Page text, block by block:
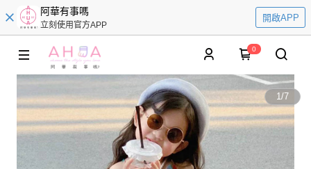
阿華有事嗎
立刻使用官方APP
開啟APP
0
1/7